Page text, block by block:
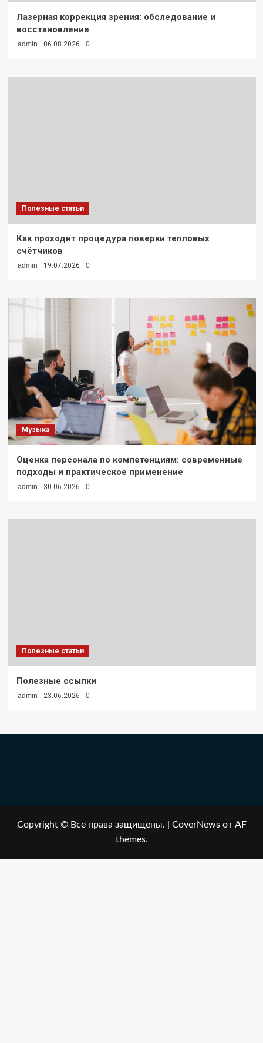
Лазерная коррекция зрения: обследование и
восстановление
admin 06.08.2026 0
Полезные статьи
Как проходит процедура поверки тепловых
счётчиков
admin 19.07.2026 0
Музыка
Оценка персонала по компетенциям: современные
подходы и практическое применение
admin 30.06.2026 0
Полезные статьи
Полезные ссылки
admin 23.06.2026 0
Copyright © Все права защищены. CoverNewsот AF
themes.